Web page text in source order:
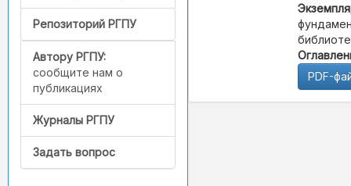
Репозиторий РГПУ
Автору РГПУ:
сообщите нам о
публикациях
Журналы РГПУ
Задать вопрос
PDF-